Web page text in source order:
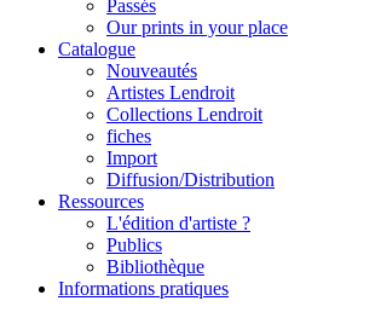
Passés
Our prints in your place
Catalogue
Nouveautés
Artistes Lendroit
Collections Lendroit
fiches
Import
Diffusion/Distribution
Ressources
L'édition d'artiste ?
Publics
Bibliothèque
Informations pratiques